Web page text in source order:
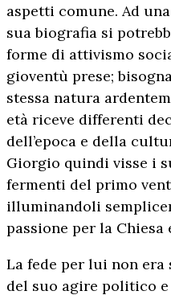
aspetti comune. Ad
sua biografia si
forme di attivismo
gioventù prese;
stessa natura
età riceve differenti
dell’epoca e della
Giorgio quindi visse i
fermenti del primo
illuminandoli
passione per la Chiesa
La fede per lui non
del suo agire politico